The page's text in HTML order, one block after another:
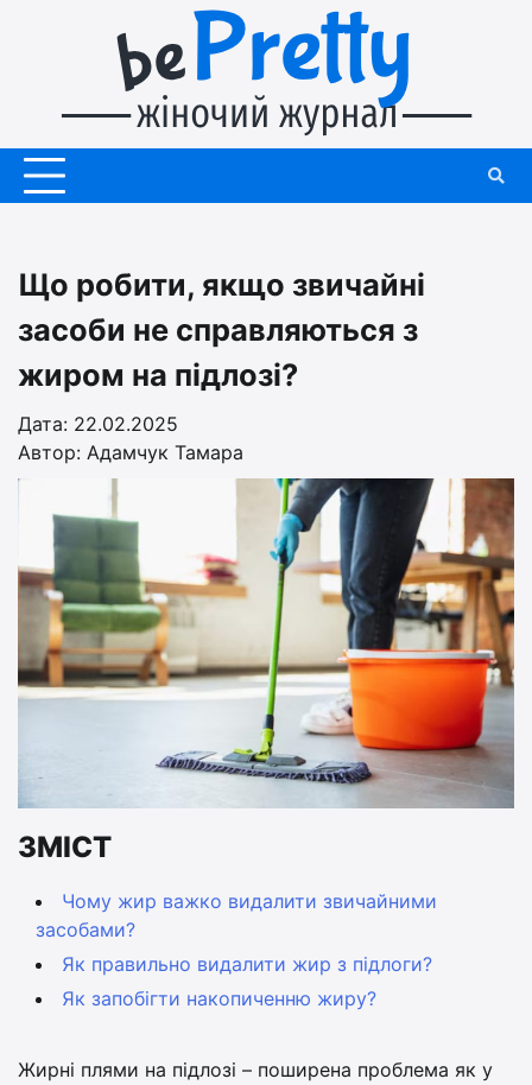
Що робити, якщо звичайні
засоби не справляються з
жиром на підлозі?
Дата: 22.02.2025
Автор: Адамчук Тамара
ЗМІСТ
Чому жир важко видалити звичайними
засобами?
Як правильно видалити жир з підлоги?
Як запобігти накопиченню жиру?
Жирні плями на підлозі – поширена проблема як у